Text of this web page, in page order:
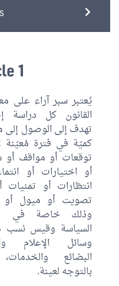
1
يُعتبر سبر آراء على
القانون كل دراسة
تهدف إلى الوصول
كميّة في فترة مُعيّنة
توقعات أو مواقف أو
أو اختيارات أو
انتظارات أو تمنيات
تصويت أو ميول أو
وذلك خاصة في
السياسة وقيس نسب
وسائل الإعلام
البضائع
بالتوجه لعينة.